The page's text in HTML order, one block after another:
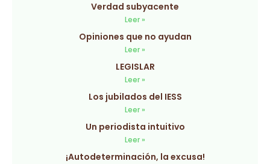
Verdad subyacente
Leer »
Opiniones que no ayudan
Leer »
LEGISLAR
Leer »
Los jubilados del IESS
Leer »
Un periodista intuitivo
Leer »
¡Autodeterminación, la excusa!